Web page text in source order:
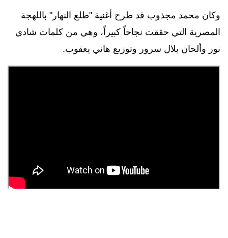
وكان محمد مجذوب قد طرح أغنية "طلع النهار" باللهجة
المصرية التي حققت نجاحاً كبيراً، وهي من كلمات شادي
نور وألحان بلال سرور وتوزيع هاني يعقوب.